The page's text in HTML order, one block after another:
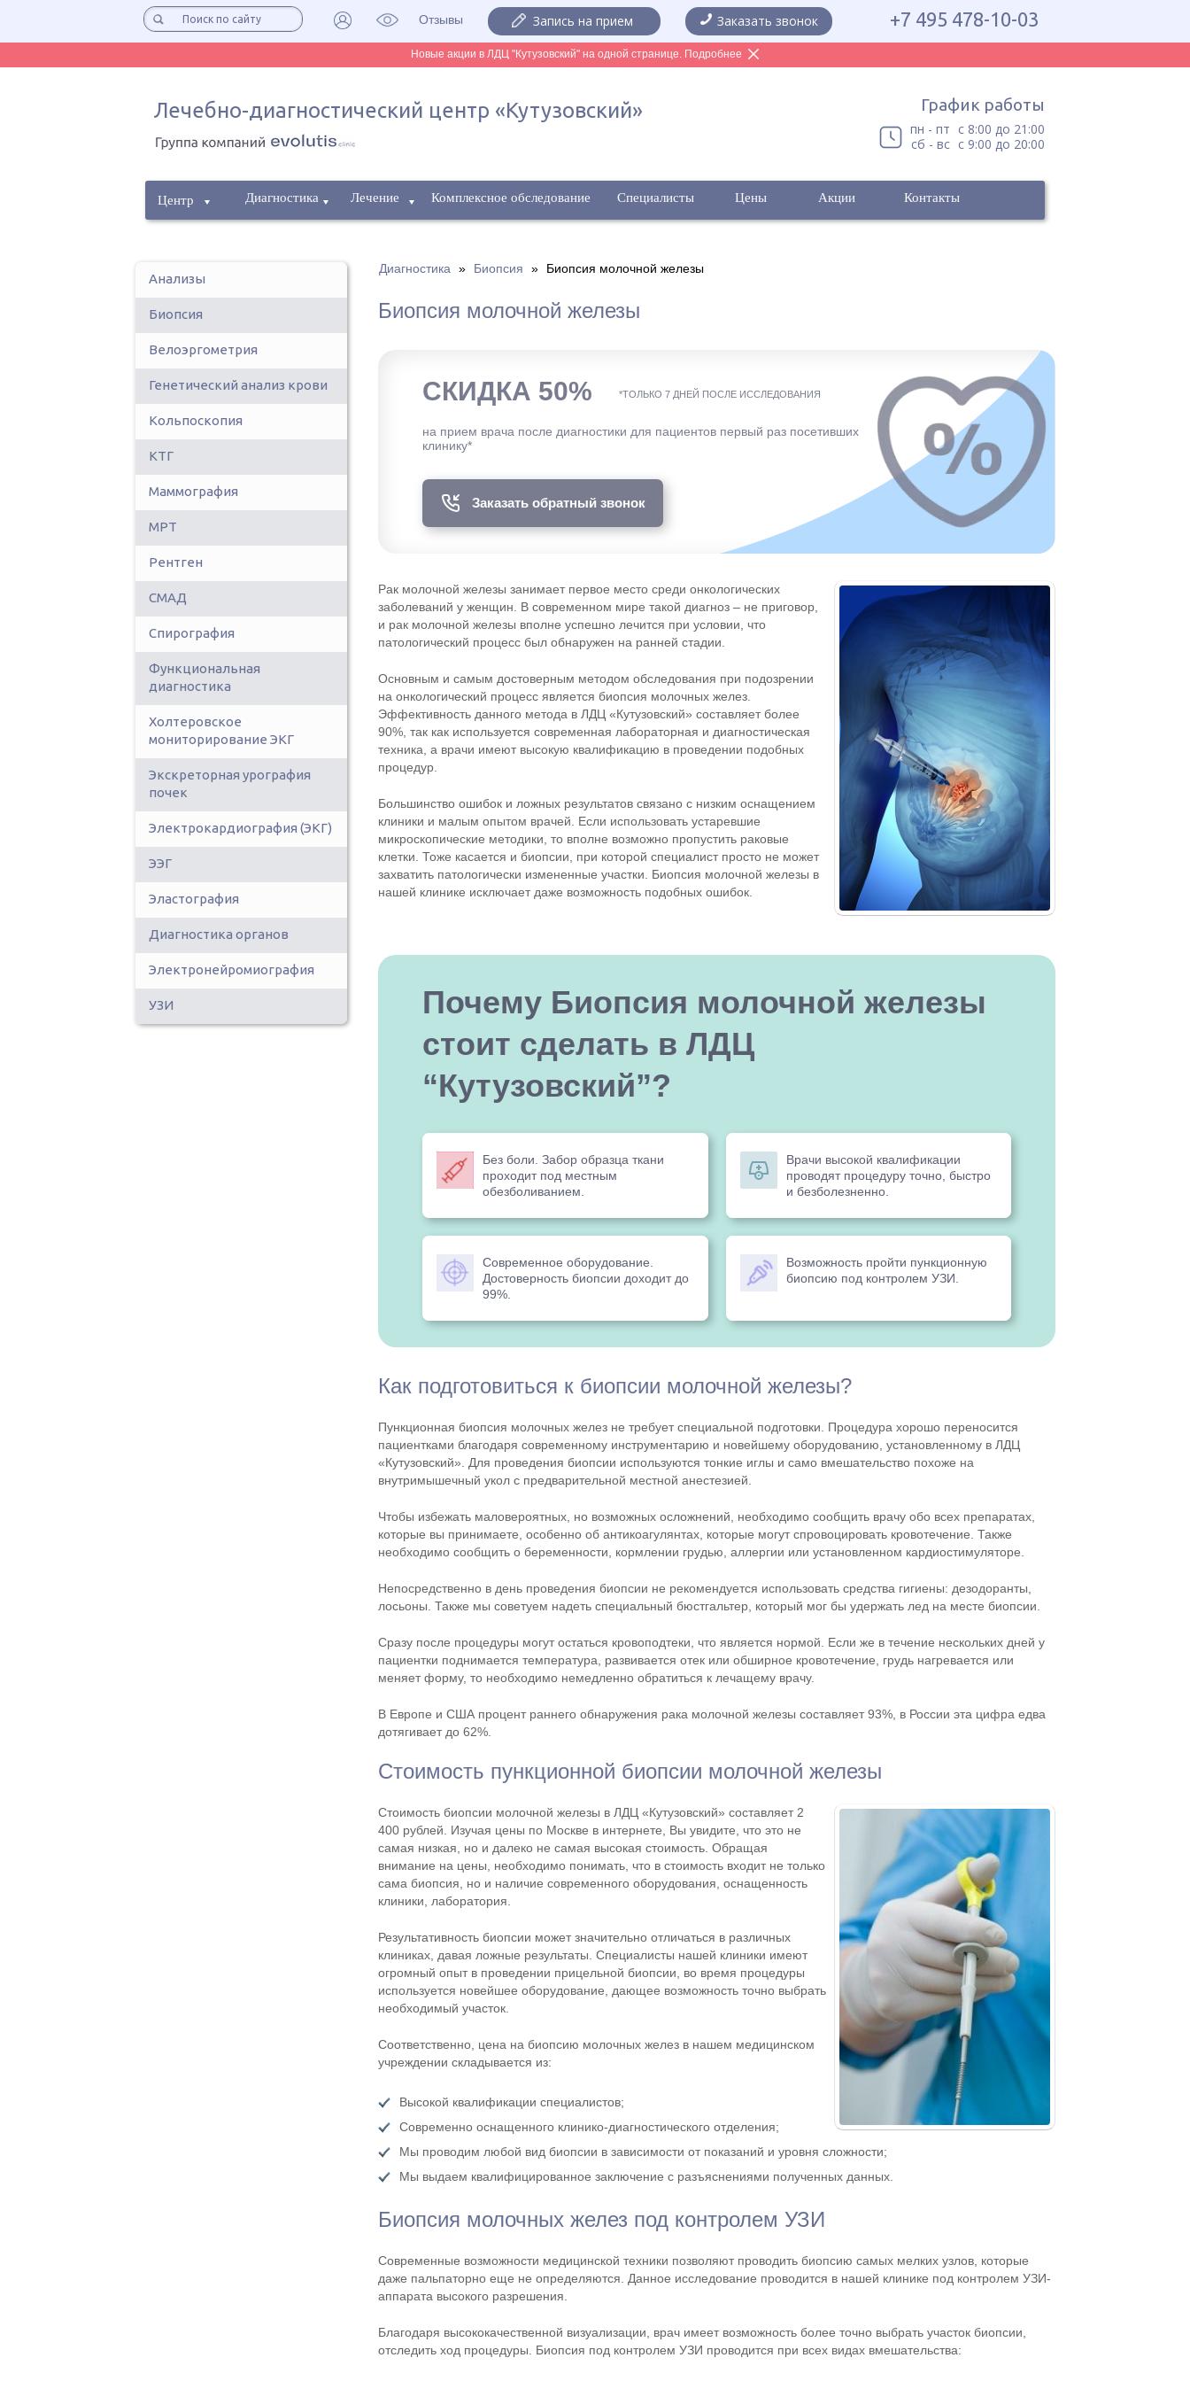
Новые акции в ЛДЦ "Кутузовский" на одной странице. Подробнее
+7 495 478-10-03
Заказать звонок
Запись на прием
Отзывы
Лечебно-диагностический центр «Кутузовский» График работы
пн - пт с 8:00 до 21:00
сб - вс с 9:00 до 20:00
Центр Диагностика Лечение Комплексное обследование Специалисты Цены Акции Контакты
Диагностика » Биопсия » Биопсия молочной железы
Биопсия молочной железы
СКИДКА 50% *ТОЛЬКО 7 ДНЕЙ ПОСЛЕ ИССЛЕДОВАНИЯ
на прием врача после диагностики для пациентов первый раз посетивших
клинику*
Заказать обратный звонок
Рак молочной железы занимает первое место среди онкологических
заболеваний у женщин. В современном мире такой диагноз – не приговор,
и рак молочной железы вполне успешно лечится при условии, что
патологический процесс был обнаружен на ранней стадии.
Основным и самым достоверным методом обследования при подозрении
на онкологический процесс является биопсия молочных желез.
Эффективность данного метода в ЛДЦ «Кутузовский» составляет более
90%, так как используется современная лабораторная и диагностическая
техника, а врачи имеют высокую квалификацию в проведении подобных
процедур.
Большинство ошибок и ложных результатов связано с низким оснащением
клиники и малым опытом врачей. Если использовать устаревшие
микроскопические методики, то вполне возможно пропустить раковые
клетки. Тоже касается и биопсии, при которой специалист просто не может
захватить патологически измененные участки. Биопсия молочной железы в
нашей клинике исключает даже возможность подобных ошибок.
Почему Биопсия молочной железы
стоит сделать в ЛДЦ
“Кутузовский”?
Без боли. Забор образца ткани
проходит под местным
обезболиванием.
Врачи высокой квалификации
проводят процедуру точно, быстро
и безболезненно.
Современное оборудование.
Достоверность биопсии доходит до
99%.
Возможность пройти пункционную
биопсию под контролем УЗИ.
Как подготовиться к биопсии молочной железы?
Пункционная биопсия молочных желез не требует специальной подготовки. Процедура хорошо переносится
пациентками благодаря современному инструментарию и новейшему оборудованию, установленному в ЛДЦ
«Кутузовский». Для проведения биопсии используются тонкие иглы и само вмешательство похоже на
внутримышечный укол с предварительной местной анестезией.
Чтобы избежать маловероятных, но возможных осложнений, необходимо сообщить врачу обо всех препаратах,
которые вы принимаете, особенно об антикоагулянтах, которые могут спровоцировать кровотечение. Также
необходимо сообщить о беременности, кормлении грудью, аллергии или установленном кардиостимуляторе.
Непосредственно в день проведения биопсии не рекомендуется использовать средства гигиены: дезодоранты,
лосьоны. Также мы советуем надеть специальный бюстгальтер, который мог бы удержать лед на месте биопсии.
Сразу после процедуры могут остаться кровоподтеки, что является нормой. Если же в течение нескольких дней у
пациентки поднимается температура, развивается отек или обширное кровотечение, грудь нагревается или
меняет форму, то необходимо немедленно обратиться к лечащему врачу.
В Европе и США процент раннего обнаружения рака молочной железы составляет 93%, в России эта цифра едва
дотягивает до 62%.
Стоимость пункционной биопсии молочной железы
Стоимость биопсии молочной железы в ЛДЦ «Кутузовский» составляет 2
400 рублей. Изучая цены по Москве в интернете, Вы увидите, что это не
самая низкая, но и далеко не самая высокая стоимость. Обращая
внимание на цены, необходимо понимать, что в стоимость входит не только
сама биопсия, но и наличие современного оборудования, оснащенность
клиники, лаборатория.
Результативность биопсии может значительно отличаться в различных
клиниках, давая ложные результаты. Специалисты нашей клиники имеют
огромный опыт в проведении прицельной биопсии, во время процедуры
используется новейшее оборудование, дающее возможность точно выбрать
необходимый участок.
Соответственно, цена на биопсию молочных желез в нашем медицинском
учреждении складывается из:
Высокой квалификации специалистов;
Современно оснащенного клинико-диагностического отделения;
Мы проводим любой вид биопсии в зависимости от показаний и уровня сложности;
Мы выдаем квалифицированное заключение с разъяснениями полученных данных.
Биопсия молочных желез под контролем УЗИ
Современные возможности медицинской техники позволяют проводить биопсию самых мелких узлов, которые
даже пальпаторно еще не определяются. Данное исследование проводится в нашей клинике под контролем УЗИ-
аппарата высокого разрешения.
Благодаря высококачественной визуализации, врач имеет возможность более точно выбрать участок биопсии,
отследить ход процедуры. Биопсия под контролем УЗИ проводится при всех видах вмешательства:
Анализы
Биопсия
Велоэргометрия
Генетический анализ крови
Кольпоскопия
КТГ
Маммография
МРТ
Рентген
СМАД
Спирография
Функциональная
диагностика
Холтеровское
мониторирование ЭКГ
Экскреторная урография
почек
Электрокардиография (ЭКГ)
ЭЭГ
Эластография
Диагностика органов
Электронейромиография
УЗИ